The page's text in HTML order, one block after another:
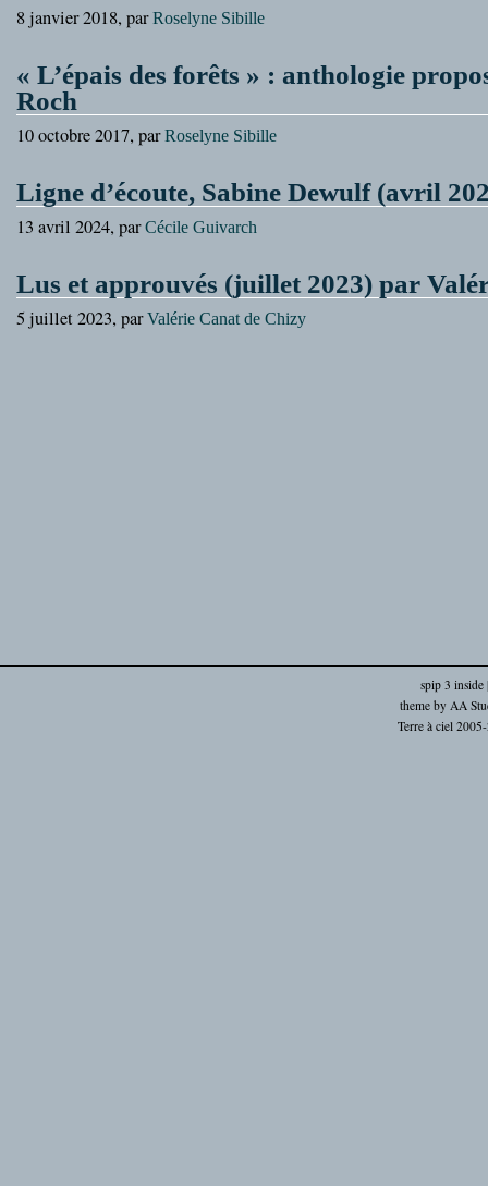
8 janvier 2018, parRoselyne Sibille
« L’épais des forêts » : anthologie
Roch
10 octobre 2017, parRoselyne Sibille
Ligne d’écoute, Sabine Dewulf (avril
13 avril 2024, parCécile Guivarch
Lus et approuvés (juillet 2023) par
5 juillet 2023, parValérie Canat de Chizy
spip 3 inside
theme by AA
Terre à ciel